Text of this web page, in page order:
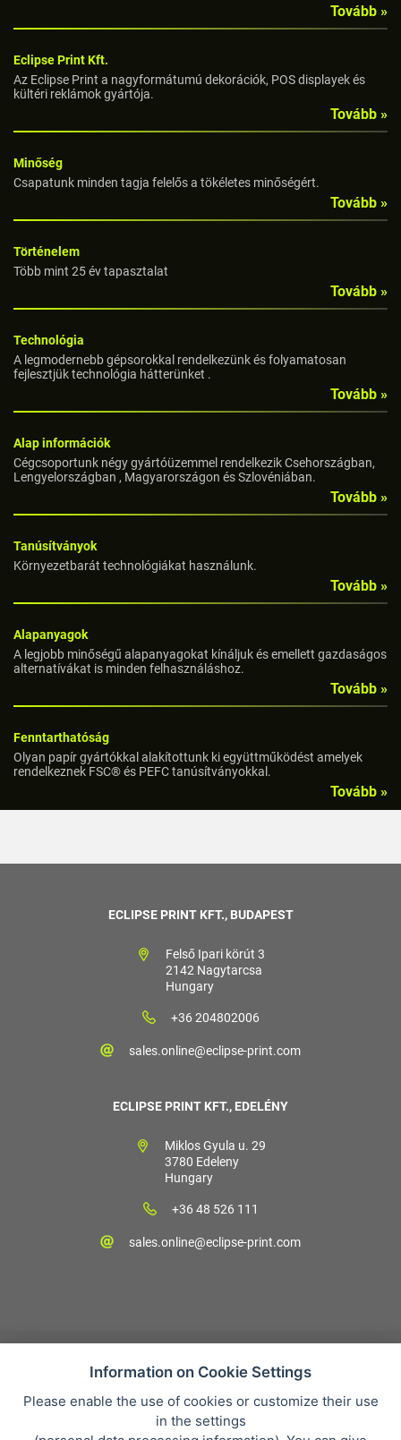
Tovább »
Eclipse Print Kft.
Az Eclipse Print a nagyformátumú dekorációk, POS displayek és
kültéri reklámok gyártója.
Tovább »
Minőség
Csapatunk minden tagja felelős a tökéletes minőségért.
Tovább »
Történelem
Több mint 25 év tapasztalat
Tovább »
Technológia
A legmodernebb gépsorokkal rendelkezünk és folyamatosan
fejlesztjük technológia hátterünket .
Tovább »
Alap információk
Cégcsoportunk négy gyártóüzemmel rendelkezik Csehországban,
Lengyelországban , Magyarországon és Szlovéniában.
Tovább »
Tanúsítványok
Környezetbarát technológiákat használunk.
Tovább »
Alapanyagok
A legjobb minőségű alapanyagokat kínáljuk és emellett gazdaságos
alternatívákat is minden felhasználáshoz.
Tovább »
Fenntarthatóság
Olyan papír gyártókkal alakítottunk ki együttműködést amelyek
rendelkeznek FSC® és PEFC tanúsítványokkal.
Tovább »
ECLIPSE PRINT KFT., BUDAPEST
Felső Ipari körút 3
2142 Nagytarcsa
Hungary
+36 204802006
sales.online@eclipse-print.com
ECLIPSE PRINT KFT., EDELÉNY
Miklos Gyula u. 29
3780 Edeleny
Hungary
+36 48 526 111
sales.online@eclipse-print.com
Vásárlási feltételek
Personal data protection
Information on Cookie Settings
Please enable the use of cookies or customize their use
in the settings